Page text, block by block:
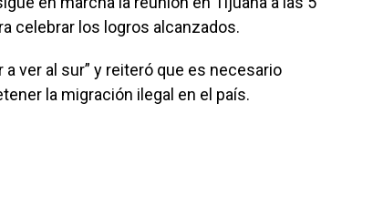
celebrar los logros alcanzados.
ver al sur” y reiteró que es necesario
la migración ilegal en el país.